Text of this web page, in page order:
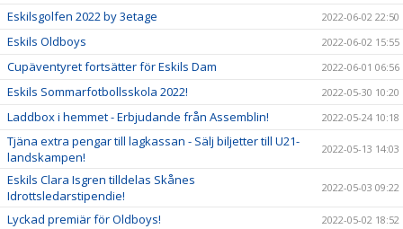
Eskilsgolfen 2022 by 3etage 2022-06-02 22:50
Eskils Oldboys 2022-06-02 15:55
Cupäventyret fortsätter för Eskils Dam 2022-06-01 06:56
Eskils Sommarfotbollsskola 2022! 2022-05-30 10:20
Laddbox i hemmet - Erbjudande från Assemblin! 2022-05-24 10:18
Tjäna extra pengar till lagkassan - Sälj biljetter till U21-
landskampen!
2022-05-13 14:03
Eskils Clara Isgren tilldelas Skånes
Idrottsledarstipendie!
2022-05-03 09:22
Lyckad premiär för Oldboys! 2022-05-02 18:52